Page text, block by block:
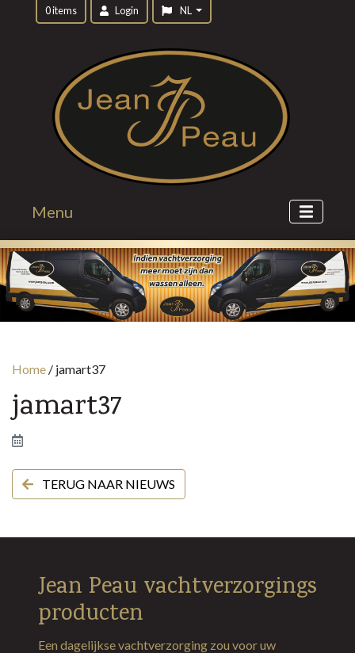
0 items Login NL
Menu
Home / jamart37
jamart37
TERUG NAAR NIEUWS
Jean Peau vachtverzorgings
producten
Een dagelijkse vachtverzorging zou voor uw